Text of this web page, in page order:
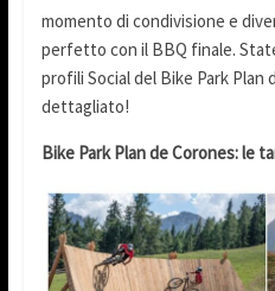
momento di condivisione e
perfetto con il BBQ finale.
profili Social del Bike Park Plan
dettagliato!
Bike Park Plan de Corones: le